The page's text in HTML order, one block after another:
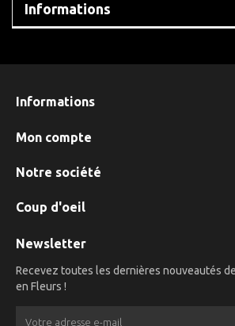
Informations
Informations
Mon compte
Notre société
Coup d'oeil
Newsletter
Recevez toutes les dernières nouveautés
en Fleurs !